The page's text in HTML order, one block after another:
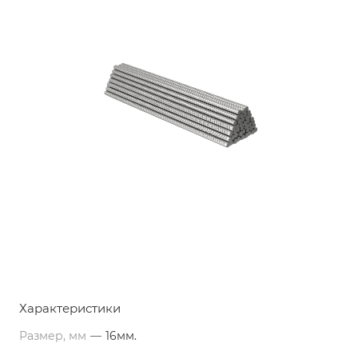
Характеристики
Размер, мм — 16мм.